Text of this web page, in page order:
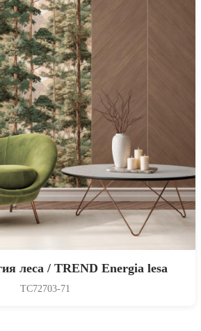
леса / TREND Energia lesa
TC72703-71